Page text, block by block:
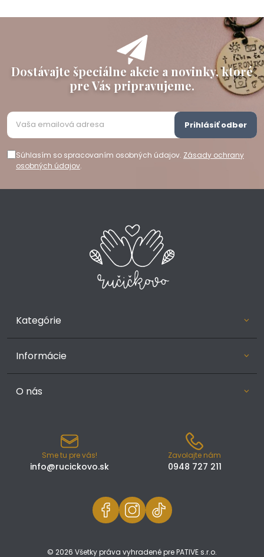
Dostávajte špeciálne akcie a novinky, ktoré
pre Vás pripravujeme.
Súhlasím so spracovaním osobných údajov. Zásady ochrany
osobných údajov.
Prihlásiť odber
Kategórie
Informácie
O nás
Sme tu pre vás!
info@rucickovo.sk
Zavolajte nám
0948 727 211
© 2026 Všetky práva vyhradené pre PATIVE s.r.o.